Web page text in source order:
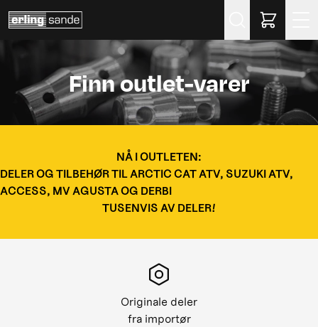
Finn outlet-varer
NÅ I OUTLETEN:
DELER OG TILBEHØR TIL ARCTIC CAT ATV, SUZUKI ATV,
ACCESS, MV AGUSTA OG DERBI
TUSENVIS AV DELER!
Originale deler
fra importør